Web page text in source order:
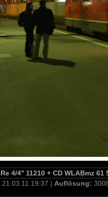
4/4'' 11210 + CD WLABmz
21.03.11 19:37 | Auflösung: